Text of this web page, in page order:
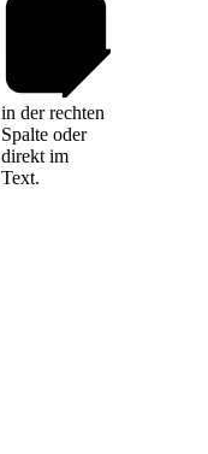
in der rechten
Spalte oder
direkt im
Text.